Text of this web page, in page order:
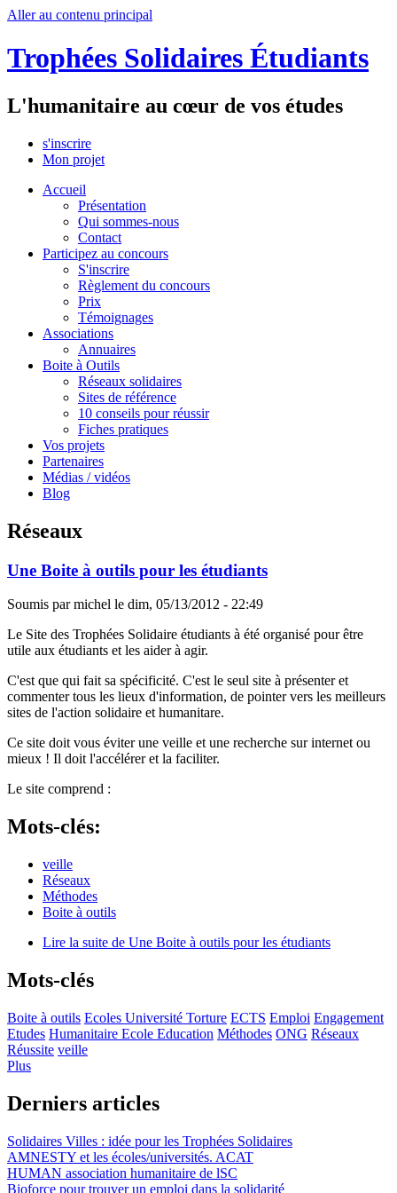
Aller au contenu principal
Trophées Solidaires Étudiants
L'humanitaire au cœur de vos études
s'inscrire
Mon projet
Accueil
Présentation
Qui sommes-nous
Contact
Participez au concours
S'inscrire
Règlement du concours
Prix
Témoignages
Associations
Annuaires
Boite à Outils
Réseaux solidaires
Sites de référence
10 conseils pour réussir
Fiches pratiques
Vos projets
Partenaires
Médias / vidéos
Blog
Réseaux
Une Boite à outils pour les étudiants
Soumis parmichel le dim, 05/13/2012 - 22:49
Le Site des Trophées Solidaire étudiants à été organisé pour être
utile aux étudiants et les aider à agir.
C'est que qui fait sa spécificité. C'est le seul site à présenter et
commenter tous les lieux d'information, de pointer vers les meilleurs
sites de l'action solidaire et humanitare.
Ce site doit vous éviter une veille et une recherche sur internet ou
mieux ! Il doit l'accélérer et la faciliter.
Le site comprend :
Mots-clés:
veille
Réseaux
Méthodes
Boite à outils
Lire la suite de Une Boite à outils pour les étudiants
Mots-clés
Boite à outils Ecoles Université Torture ECTS Emploi Engagement
Etudes Humanitaire Ecole Education Méthodes ONG Réseaux
Réussite veille
Plus
Derniers articles
Solidaires Villes : idée pour les Trophées Solidaires
AMNESTY et les écoles/universités. ACAT
HUMAN association humanitaire de lSC
Bioforce pour trouver un emploi dans la solidarité